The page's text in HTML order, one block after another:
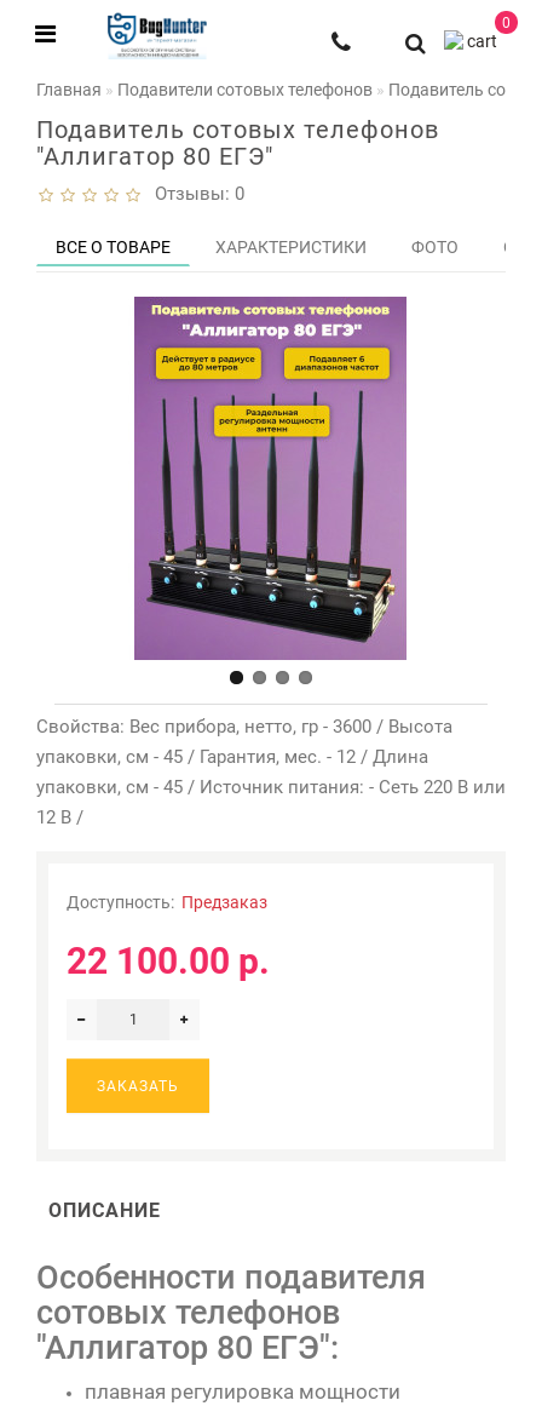
0
Главная Подавители сотовых телефонов Подавитель
Подавитель сотовых телефонов
"Аллигатор 80 ЕГЭ"
Отзывы: 0
ВСЕ О ТОВАРЕ ХАРАКТЕРИСТИКИ ФОТО
Свойства: Вес прибора, нетто, гр - 3600 / Высота
упаковки, см - 45 / Гарантия, мес. - 12 / Длина
упаковки, см - 45 / Источник питания: - Сеть 220 В или
12 В /
Доступность: Предзаказ
22 100.00 р.
ЗАКАЗАТЬ
ОПИСАНИЕ
Особенности подавителя
сотовых телефонов
"Аллигатор 80 ЕГЭ":
плавная регулировка мощности